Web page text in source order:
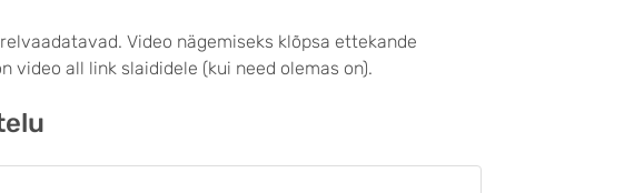
Video nägemiseks klõpsa ettekande
video all link slaididele (kui need olemas on).